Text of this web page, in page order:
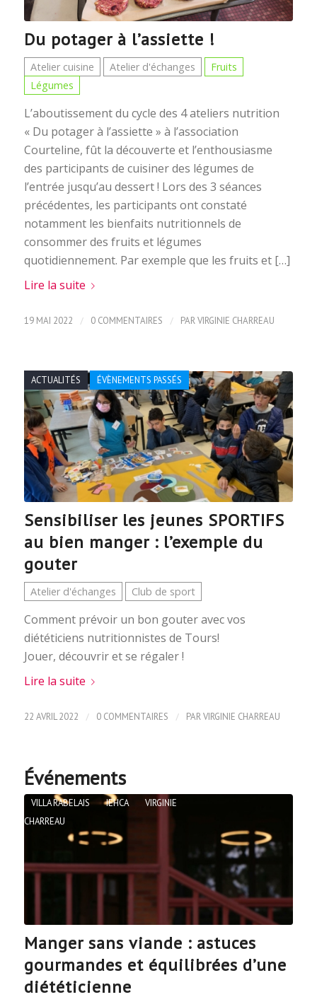
Du potager à l’assiette !
Atelier cuisine Atelier d'échanges
Fruits
Légumes
L’aboutissement du cycle des 4 ateliers nutrition
« Du potager à l’assiette » à l’association
Courteline, fût la découverte et l’enthousiasme
des participants de cuisiner des légumes de
l’entrée jusqu’au dessert ! Lors des 3 séances
précédentes, les participants ont constaté
notamment les bienfaits nutritionnels de
consommer des fruits et légumes
quotidiennement. Par exemple que les fruits et […]
Lire la suite
19 MAI 2022 / 0 COMMENTAIRES / PARVIRGINIE CHARREAU
Sensibiliser les jeunes SPORTIFS
au bien manger : l’exemple du
gouter
ACTUALITÉS ÉVÈNEMENTS PASSÉS
Atelier d'échanges Club de sport
Comment prévoir un bon gouter avec vos
diététiciens nutritionnistes de Tours!
Jouer, découvrir et se régaler !
Lire la suite
22 AVRIL 2022 / 0 COMMENTAIRES / PARVIRGINIE CHARREAU
Événements
Manger sans viande : astuces
gourmandes et équilibrées d’une
diététicienne
VILLA RABELAIS IEHCA
VIRGINIE
CHARREAU